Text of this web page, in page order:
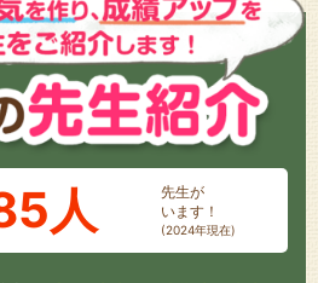
人
先生が
います！
(2024年現在)